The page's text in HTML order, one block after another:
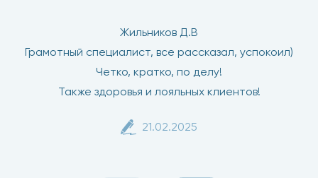
Жильников Д.В
Грамотный специалист, все рассказал, успокоил)
Четко, кратко, по делу!
Также здоровья и лояльных клиентов!
21.02.2025